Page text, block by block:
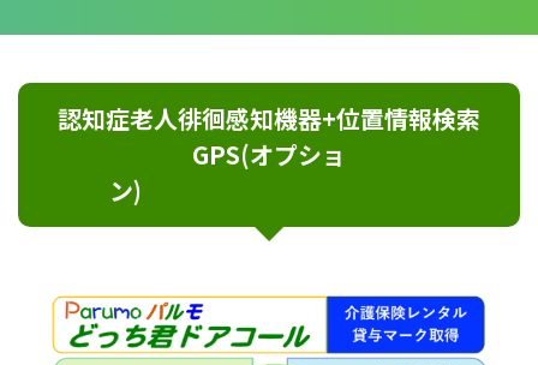
認知症老人徘徊感知機器+位置情報検索
GPS(オプショ
ン)